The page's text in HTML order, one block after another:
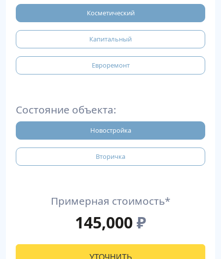
Косметический
Капитальный
Евроремонт
Состояние объекта:
Новостройка
Вторичка
Примерная стоимость*
145,000₽